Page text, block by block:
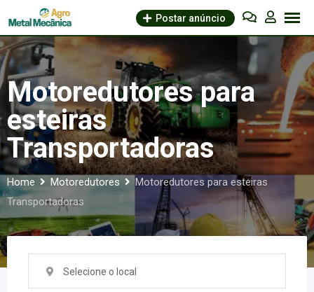
to
content
Postar anúncio
Motoredutores para
esteiras
Transportadoras
Home Motoredutores
Motoredutores para esteiras
Transportadoras
Selecione o local